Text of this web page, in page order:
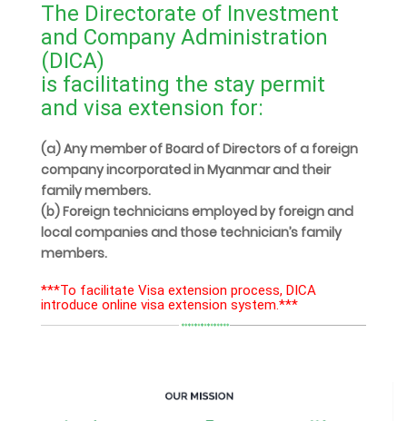
The Directorate of Investment
and Company Administration
(DICA)
is facilitating the stay permit
and visa extension for:
(a) Any member of Board of Directors of a foreign
company incorporated in Myanmar and their
family members.
(b) Foreign technicians employed by foreign and
local companies and those technician’s family
members.
***To facilitate Visa extension process, DICA
introduce online visa extension system.***